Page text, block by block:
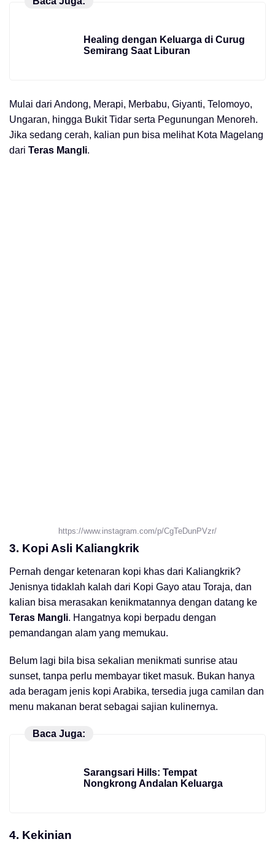
Healing dengan Keluarga di Curug
Semirang Saat Liburan
Mulai dari Andong, Merapi, Merbabu, Giyanti, Telomoyo,
Ungaran, hingga Bukit Tidar serta Pegunungan Menoreh.
Jika sedang cerah, kalian pun bisa melihat Kota Magelang
dari Teras Mangli.
https://www.instagram.com/p/CgTeDunPVzr/
3. Kopi Asli Kaliangkrik
Pernah dengar ketenaran kopi khas dari Kaliangkrik?
Jenisnya tidaklah kalah dari Kopi Gayo atau Toraja, dan
kalian bisa merasakan kenikmatannya dengan datang ke
Teras Mangli. Hangatnya kopi berpadu dengan
pemandangan alam yang memukau.
Belum lagi bila bisa sekalian menikmati sunrise atau
sunset, tanpa perlu membayar tiket masuk. Bukan hanya
ada beragam jenis kopi Arabika, tersedia juga camilan dan
menu makanan berat sebagai sajian kulinernya.
Baca Juga:
Sarangsari Hills: Tempat
Nongkrong Andalan Keluarga
4. Kekinian